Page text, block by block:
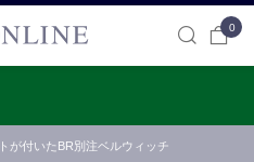
0
期休業期間とお盆期間による配…